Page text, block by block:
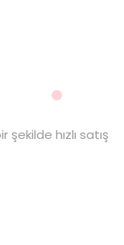
hızlı satış